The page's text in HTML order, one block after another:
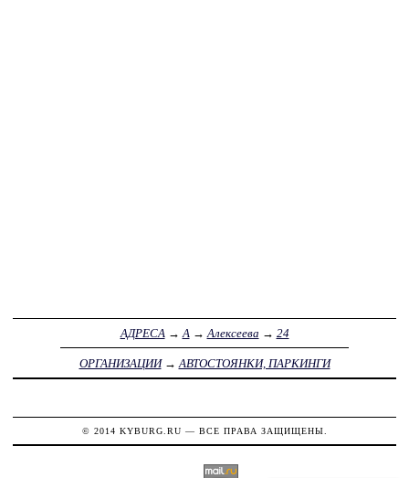
АДРЕСА→А→Алексеева → 24
ОРГАНИЗАЦИИ→ АВТОСТОЯНКИ, ПАРКИНГИ
© 2014 KYBURG.RU — ВСЕ ПРАВА ЗАЩИЩЕНЫ.